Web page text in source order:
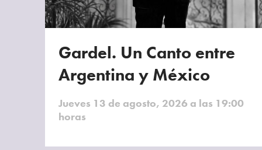
Gardel. Un Canto entre
Argentina y México
Jueves 13 de agosto, 2026 a las 19:00
horas